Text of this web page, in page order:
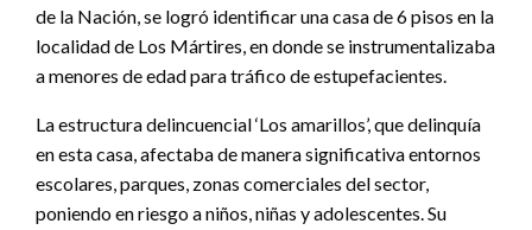
de la Nación, se logró identificar una casa de 6 pisos en la
localidad de Los Mártires, en donde se instrumentalizaba
a menores de edad para tráfico de estupefacientes.
La estructura delincuencial ‘Los amarillos’, que delinquía
en esta casa, afectaba de manera significativa entornos
escolares, parques, zonas comerciales del sector,
poniendo en riesgo a niños, niñas y adolescentes. Su